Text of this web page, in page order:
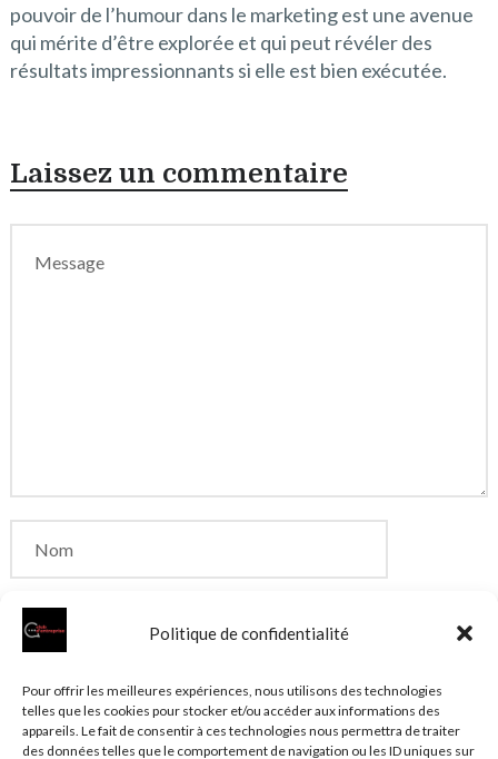
Politique de confidentialité
Pour offrir les meilleures expériences, nous utilisons des technologies
telles que les cookies pour stocker et/ou accéder aux informations des
appareils. Le fait de consentir à ces technologies nous permettra de traiter
des données telles que le comportement de navigation ou les ID uniques sur
pouvoir de l’humour dans le marketing est une avenue
qui mérite d’être explorée et qui peut révéler des
résultats impressionnants si elle est bien exécutée.
Laissez un commentaire
Enregistrer mon nom, mon e-mail et mon site dans
le navigateur pour mon prochain commentaire.